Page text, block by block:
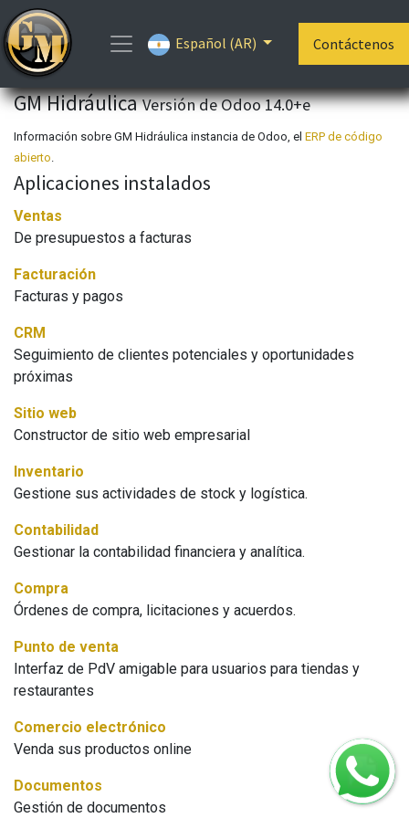
Español (AR) Contáctenos
GM HidráulicaVersión de Odoo 14.0+e
Información sobre GM Hidráulica instancia de Odoo, el ERP de código
abierto.
Aplicaciones instalados
Ventas
De presupuestos a facturas
Facturación
Facturas y pagos
CRM
Seguimiento de clientes potenciales y oportunidades
próximas
Sitio web
Constructor de sitio web empresarial
Inventario
Gestione sus actividades de stock y logística.
Contabilidad
Gestionar la contabilidad financiera y analítica.
Compra
Órdenes de compra, licitaciones y acuerdos.
Punto de venta
Interfaz de PdV amigable para usuarios para tiendas y
restaurantes
Comercio electrónico
Venda sus productos online
Documentos
Gestión de documentos